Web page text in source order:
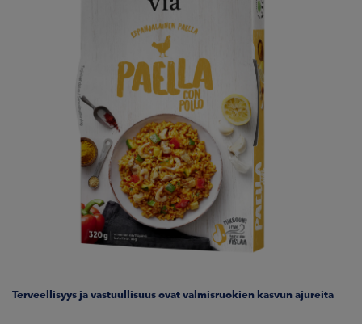
Terveellisyys ja vastuullisuus ovat valmisruokien kasvun ajureita